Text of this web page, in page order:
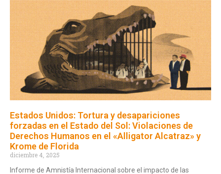
Estados Unidos: Tortura y desapariciones
forzadas en el Estado del Sol: Violaciones de
Derechos Humanos en el «Alligator Alcatraz» y
Krome de Florida
diciembre 4, 2025
Informe de Amnistía Internacional sobre el impacto de las